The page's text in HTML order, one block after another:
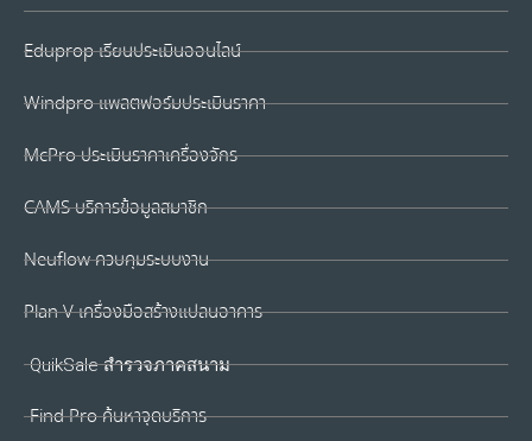
Eduprop เรียนประเมินออนไลน์
Windpro แพลตฟอร์มประเมินราคา
McPro ประเมินราคาเครื่องจักร
CAMS บริการข้อมูลสมาชิก
Neuflow ควบคุมระบบงาน
Plan V เครื่องมือสร้างแปลนอาคาร
QuikSale สำรวจภาคสนาม
Find Pro ค้นหาจุดบริการ